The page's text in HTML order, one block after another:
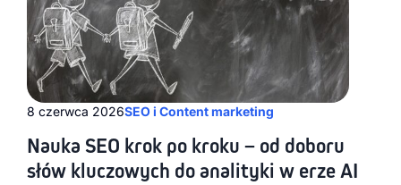
8 czerwca 2026SEO i Content marketing
Nauka SEO krok po kroku – od doboru
słów kluczowych do analityki w erze AI